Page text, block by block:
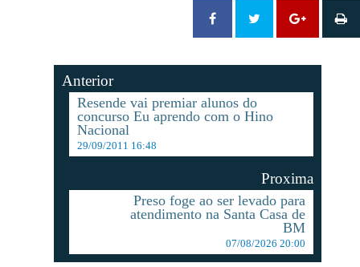
Anterior
Resende vai premiar alunos do
concurso Eu aprendo com o Hino
Nacional
29/09/2011 16:48
Proxima
Preso foge ao ser levado para
atendimento na Santa Casa de
BM
07/08/2026 20:00